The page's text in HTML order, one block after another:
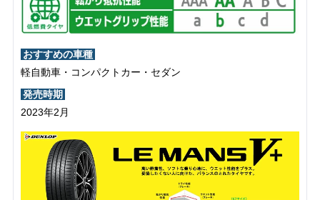
おすすめの車種
軽自動車・コンパクトカー・セダン
発売時期
2023年2月